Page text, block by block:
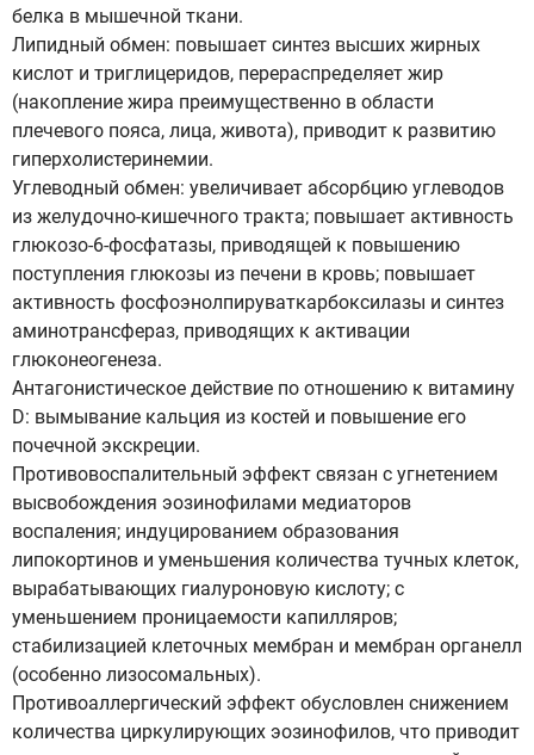
белка в мышечной ткани.
Липидный обмен: повышает синтез высших жирных
кислот и триглицеридов, перераспределяет жир
(накопление жира преимущественно в области
плечевого пояса, лица, живота), приводит к развитию
гиперхолистеринемии.
Углеводный обмен: увеличивает абсорбцию углеводов
из желудочно-кишечного тракта; повышает активность
глюкозо-6-фосфатазы, приводящей к повышению
поступления глюкозы из печени в кровь; повышает
активность фосфоэнолпируваткарбоксилазы и синтез
аминотрансфераз, приводящих к активации
глюконеогенеза.
Антагонистическое действие по отношению к витамину
D: вымывание кальция из костей и повышение его
почечной экскреции.
Противовоспалительный эффект связан с угнетением
высвобождения эозинофилами медиаторов
воспаления; индуцированием образования
липокортинов и уменьшения количества тучных клеток,
вырабатывающих гиалуроновую кислоту; с
уменьшением проницаемости капилляров;
стабилизацией клеточных мембран и мембран органелл
(особенно лизосомальных).
Противоаллергический эффект обусловлен снижением
количества циркулирующих эозинофилов, что приводит